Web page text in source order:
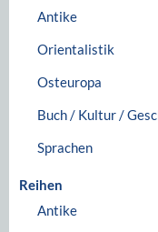
Antike
Orientalistik
Osteuropa
Buch / Kultur /
Sprachen
Reihen
Antike